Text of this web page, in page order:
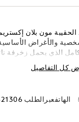
والأغراض
مميّزًا، بالإضافة إلى
يتم تعليقها حول
كل التفاصيل
الهاتفعبرالطلب